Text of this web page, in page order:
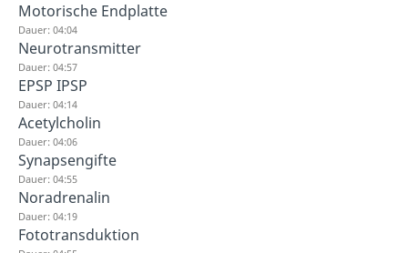
Motorische Endplatte
Dauer: 04:04
Neurotransmitter
Dauer: 04:57
EPSP IPSP
Dauer: 04:14
Acetylcholin
Dauer: 04:06
Synapsengifte
Dauer: 04:55
Noradrenalin
Dauer: 04:19
Fototransduktion